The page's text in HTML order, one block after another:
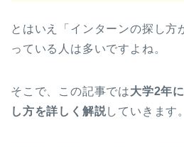
とはいえ「インターンの探し
っている人は多いですよね。
そこで、この記事では大学2年
し方を詳しく解説していきます。